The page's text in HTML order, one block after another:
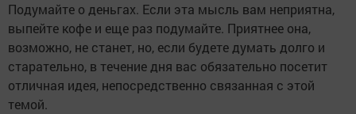
Подумайте о деньгах. Если эта мысль вам неприятна,
выпейте кофе и еще раз подумайте. Приятнее она,
возможно, не станет, но, если будете думать долго и
старательно, в течение дня вас обязательно посетит
отличная идея, непосредственно связанная с этой
темой.